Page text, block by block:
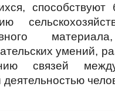
способствуют
умений,
связей